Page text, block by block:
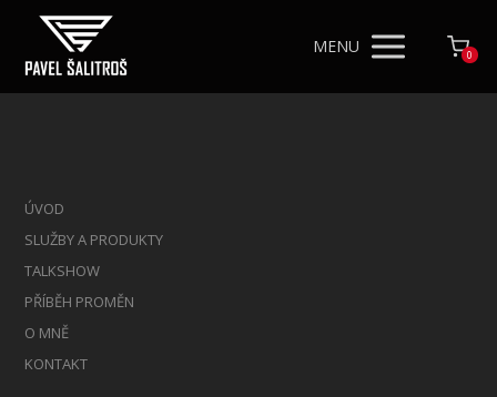
MENU 0
ÚVOD
SLUŽBY A PRODUKTY
TALKSHOW
PŘÍBĚH PROMĚN
O MNĚ
KONTAKT